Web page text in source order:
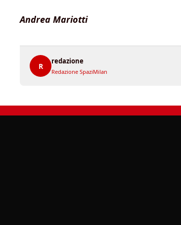
Andrea Mariotti
R
redazione
Redazione SpaziMilan